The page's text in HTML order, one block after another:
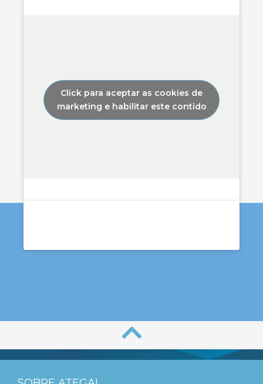
Click para aceptar as cookies de
marketing e habilitar este contido